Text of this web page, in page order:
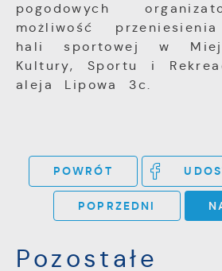
pogodowych
możliwość
hali sportowej w
Kultury, Sportu i
aleja Lipowa 3c.
POWRÓT
POPRZEDNI
Pozostałe